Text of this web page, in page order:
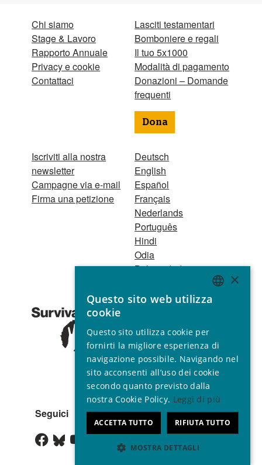
Chi siamo
Stage & Lavoro
Rapporto Annuale
Privacy e cookie
Contattaci
Iscriviti alla nostra
newsletter
Campagne via e-mail
Firma una petizione
Lasciti testamentari
Bomboniere e regali
Il tuo 5x1000
Modalità di pagamento
Donazioni – Domande
frequenti
Dona
Deutsch
English
Español
Français
Nederlands
Português
Hindi
Odia
Bahasa Indonesia
Seguici
Registro Persone
1521 Registered
charity no. 267444 ©
2001 - 2026
Tutti i diritti riservati.
ENGLISH
SPANISH
FRENCH
ITALIAN
PORTUGUESE
×
Questo sito web utilizza
cookie
Questo sito utilizza cookie per
fornirti la migliore esperienza di
navigazione possibile. Navigando nel
sito acconsenti all’uso dei cookie
secondo quanto previsto dalla
nostra Cookie Policy. Leggi di più
ACCETTA TUTTO RIFIUTA TUTTO
MOSTRA DETTAGLI